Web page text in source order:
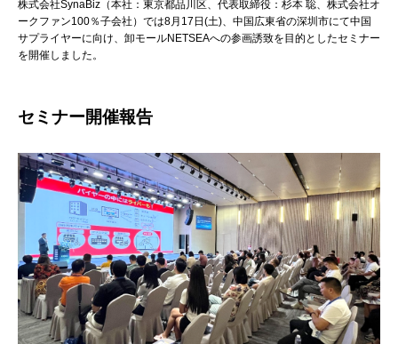
株式会社SynaBiz（本社：東京都品川区、代表取締役：杉本 聡、株式会社オ
ークファン100％子会社）では8月17日(土)、中国広東省の深圳市にて中国
サプライヤーに向け、卸モールNETSEAへの参画誘致を目的としたセミナー
を開催しました。
セミナー開催報告